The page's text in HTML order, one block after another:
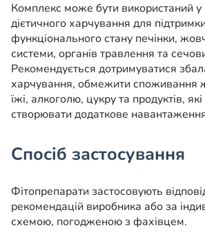
Комплекс може бути використаний у
дієтичного харчування для підтримки
функціонального стану печінки,
системи, органів травлення та
Рекомендується дотримуватися
харчування, обмежити споживання
їжі, алкоголю, цукру та продуктів,
створювати додаткове
Спосіб застосування
Фітопрепарати застосовують
рекомендацій виробника або за
схемою, погодженою з фахівцем.